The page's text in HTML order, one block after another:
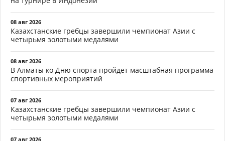
08 авг 2026
Казахстанские гребцы завершили чемпионат Азии с
четырьмя золотыми медалями
08 авг 2026
В Алматы ко Дню спорта пройдет масштабная программа
спортивных мероприятий
07 авг 2026
Казахстанские гребцы завершили чемпионат Азии с
четырьмя золотыми медалями
07 авг 2026